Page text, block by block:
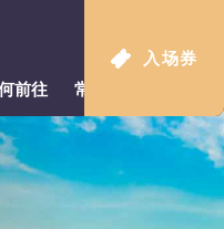
前往 常见问题
入场券